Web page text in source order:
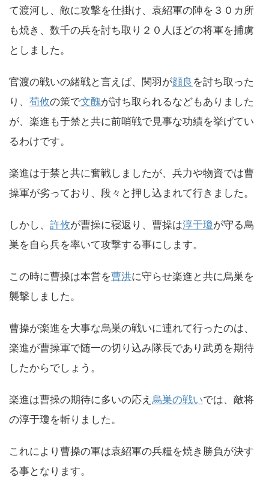
て渡河し、敵に攻撃を仕掛け、袁紹軍の陣を３０カ所
も焼き、数千の兵を討ち取り２０人ほどの将軍を捕虜
としました。
官渡の戦いの緒戦と言えば、関羽が顔良 を討ち取った
り、 荀攸の策で文醜が討ち取られるなどもありました
が、楽進も于禁と共に前哨戦で見事な功績を挙げてい
るわけです。
楽進は于禁と共に奮戦しましたが、兵力や物資では曹
操軍が劣っており、段々と押し込まれて行きました。
しかし、 許攸が曹操に寝返り、曹操は淳于瓊が守る烏
巣を自ら兵を率いて攻撃する事にします。
この時に曹操は本営を曹洪に守らせ楽進と共に烏巣を
襲撃しました。
曹操が楽進を大事な烏巣の戦いに連れて行ったのは、
楽進が曹操軍で随一の切り込み隊長であり武勇を期待
したからでしょう。
楽進は曹操の期待に多いの応え 烏巣の戦いでは、敵将
の淳于瓊を斬りました。
これにより曹操の軍は袁紹軍の兵糧を焼き勝負が決す
る事となります。